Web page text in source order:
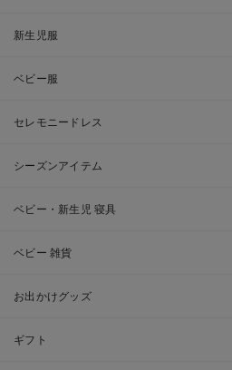
新生児服
ベビー服
セレモニードレス
シーズンアイテム
ベビー・新生児 寝具
ベビー 雑貨
お出かけグッズ
ギフト